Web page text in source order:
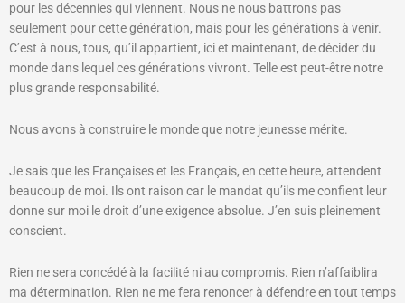
pour les décennies qui viennent. Nous ne nous battrons pas
seulement pour cette génération, mais pour les générations à venir.
C’est à nous, tous, qu’il appartient, ici et maintenant, de décider du
monde dans lequel ces générations vivront. Telle est peut-être notre
plus grande responsabilité.
Nous avons à construire le monde que notre jeunesse mérite.
Je sais que les Françaises et les Français, en cette heure, attendent
beaucoup de moi. Ils ont raison car le mandat qu’ils me confient leur
donne sur moi le droit d’une exigence absolue. J’en suis pleinement
conscient.
Rien ne sera concédé à la facilité ni au compromis. Rien n’affaiblira
ma détermination. Rien ne me fera renoncer à défendre en tout temps